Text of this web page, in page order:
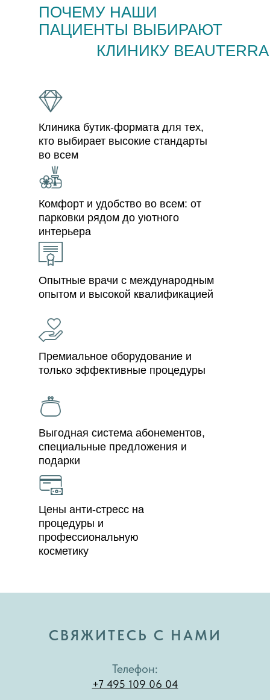
ПОЧЕМУ НАШИ
ПАЦИЕНТЫ ВЫБИРАЮТ
КЛИНИКУ BEAUTERRA
Клиника бутик-формата для тех,
кто выбирает высокие стандарты
во всем
Премиальное оборудование и
только эффективные процедуры
Опытные врачи с международным
опытом и высокой квалификацией
Комфорт и удобство во всем: от
парковки рядом до уютного
интерьера
Выгодная система абонементов,
специальные предложения и
подарки
Цены анти-стресс на
процедуры и
профессиональную
косметику
СВЯЖИТЕСЬ С НАМИ
+7 495 109 06 04
Телефон: